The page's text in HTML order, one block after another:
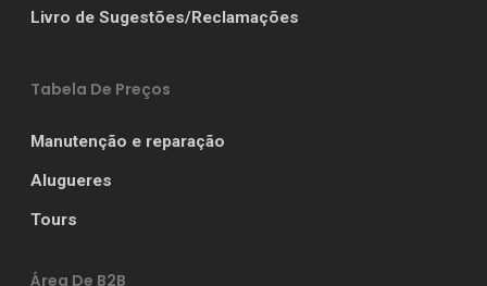
Livro de Sugestões/Reclamações
Tabela De Preços
Manutenção e reparação
Alugueres
Tours
Área De B2B